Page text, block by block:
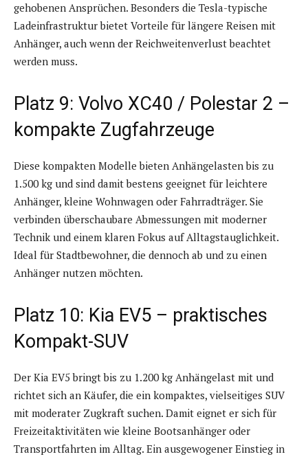
gehobenen Ansprüchen. Besonders die Tesla-typische
Ladeinfrastruktur bietet Vorteile für längere Reisen mit
Anhänger, auch wenn der Reichweitenverlust beachtet
werden muss.
Platz 9: Volvo XC40 / Polestar 2 –
kompakte Zugfahrzeuge
Diese kompakten Modelle bieten Anhängelasten bis zu
1.500 kg und sind damit bestens geeignet für leichtere
Anhänger, kleine Wohnwagen oder Fahrradträger. Sie
verbinden überschaubare Abmessungen mit moderner
Technik und einem klaren Fokus auf Alltagstauglichkeit.
Ideal für Stadtbewohner, die dennoch ab und zu einen
Anhänger nutzen möchten.
Platz 10: Kia EV5 – praktisches
Kompakt-SUV
Der Kia EV5 bringt bis zu 1.200 kg Anhängelast mit und
richtet sich an Käufer, die ein kompaktes, vielseitiges SUV
mit moderater Zugkraft suchen. Damit eignet er sich für
Freizeitaktivitäten wie kleine Bootsanhänger oder
Transportfahrten im Alltag. Ein ausgewogener Einstieg in